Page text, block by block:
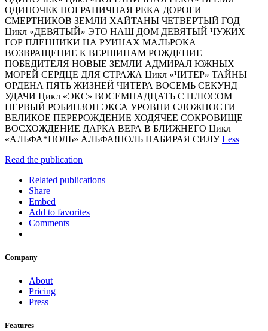
ОДИНОЧЕК ПОГРАНИЧНАЯ РЕКА ДОРОГИ
СМЕРТНИКОВ ЗЕМЛИ ХАЙТАНЫ ЧЕТВЕРТЫЙ ГОД
Цикл «ДЕВЯТЫЙ» ЭТО НАШ ДОМ ДЕВЯТЫЙ ЧУЖИХ
ГОР ПЛЕННИКИ НА РУИНАХ МАЛЬРОКА
ВОЗВРАЩЕНИЕ К ВЕРШИНАМ РОЖДЕНИЕ
ПОБЕДИТЕЛЯ НОВЫЕ ЗЕМЛИ АДМИРАЛ ЮЖНЫХ
МОРЕЙ СЕРДЦЕ ДЛЯ СТРАЖА Цикл «ЧИТЕР» ТАЙНЫ
ОРДЕНА ПЯТЬ ЖИЗНЕЙ ЧИТЕРА ВОСЕМЬ СЕКУНД
УДАЧИ Цикл «ЭКС» ВОСЕМНАДЦАТЬ С ПЛЮСОМ
ПЕРВЫЙ РОБИНЗОН ЭКСА УРОВНИ СЛОЖНОСТИ
ВЕЛИКОЕ ПЕРЕРОЖДЕНИЕ ХОДЯЧЕЕ СОКРОВИЩЕ
ВОСХОЖДЕНИЕ ДАРКА ВЕРА В БЛИЖНЕГО Цикл
«АЛЬФА*НОЛЬ» АЛЬФА!НОЛЬ НАБИРАЯ СИЛУLess
Read the publication
Related publications
Share
Embed
Add to favorites
Comments
Company
About
Pricing
Press
Features